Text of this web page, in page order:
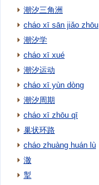
潮汐三角洲
cháo xī sān jiǎo zhōu
潮汐学
cháo xī xué
潮汐运动
cháo xī yùn dòng
潮汐周期
cháo xī zhōu qī
巢状环路
cháo zhuàng huán lù
澈
掣